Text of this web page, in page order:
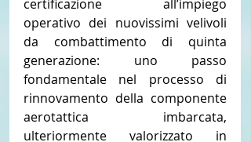
certificazione all’impiego
operativo dei nuovissimi velivoli
da combattimento di quinta
generazione: uno passo
fondamentale nel processo di
rinnovamento della componente
aerotattica imbarcata,
ulteriormente valorizzato in